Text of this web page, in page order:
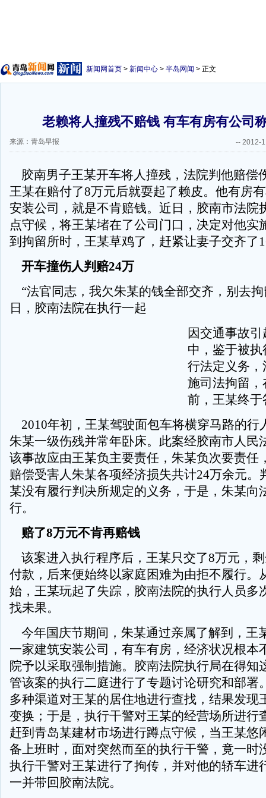
新闻网首页 > 新闻中心 > 半岛网闻 > 正文
老赖将人撞残不赔钱 有车有房有公司
来源：青岛早报 -- 2012-
胶南男子王某开车将人撞残，法院判他赔偿
王某在赔付了8万元后就耍起了赖皮。他有房
安装公司，就是不肯赔钱。近日，胶南市法院
点守候，将王某堵在了公司门口，决定对他实
到拘留所时，王某草鸡了，赶紧让妻子交齐了
开车撞伤人判赔24万
“法官同志，我欠朱某的钱全部交齐，别去拘
日，胶南法院在执行一起
因交通事故
中，鉴于被
行法定义务
施司法拘留
前，王某终
2010年初，王某驾驶面包车将横穿马路的行
朱某一级伤残并常年卧床。此案经胶南市人民
该事故应由王某负主要责任，朱某负次要责任
赔偿受害人朱某各项经济损失共计24万余元。
某没有履行判决所规定的义务，于是，朱某向
行。
赔了8万元不肯再赔钱
该案进入执行程序后，王某只交了8万元，
付款，后来便始终以家庭困难为由拒不履行。
始，王某玩起了失踪，胶南法院的执行人员多
找未果。
今年国庆节期间，朱某通过亲属了解到，王
一家建筑安装公司，有车有房，经济状况根本
院予以采取强制措施。胶南法院执行局在得知
管该案的执行二庭进行了专题讨论研究和部署
多种渠道对王某的居住地进行查找，结果发现
变换；于是，执行干警对王某的经营场所进行
赶到青岛某建材市场进行蹲点守候，当王某悠
备上班时，面对突然而至的执行干警，竟一时
执行干警对王某进行了拘传，并对他的轿车进
一并带回胶南法院。